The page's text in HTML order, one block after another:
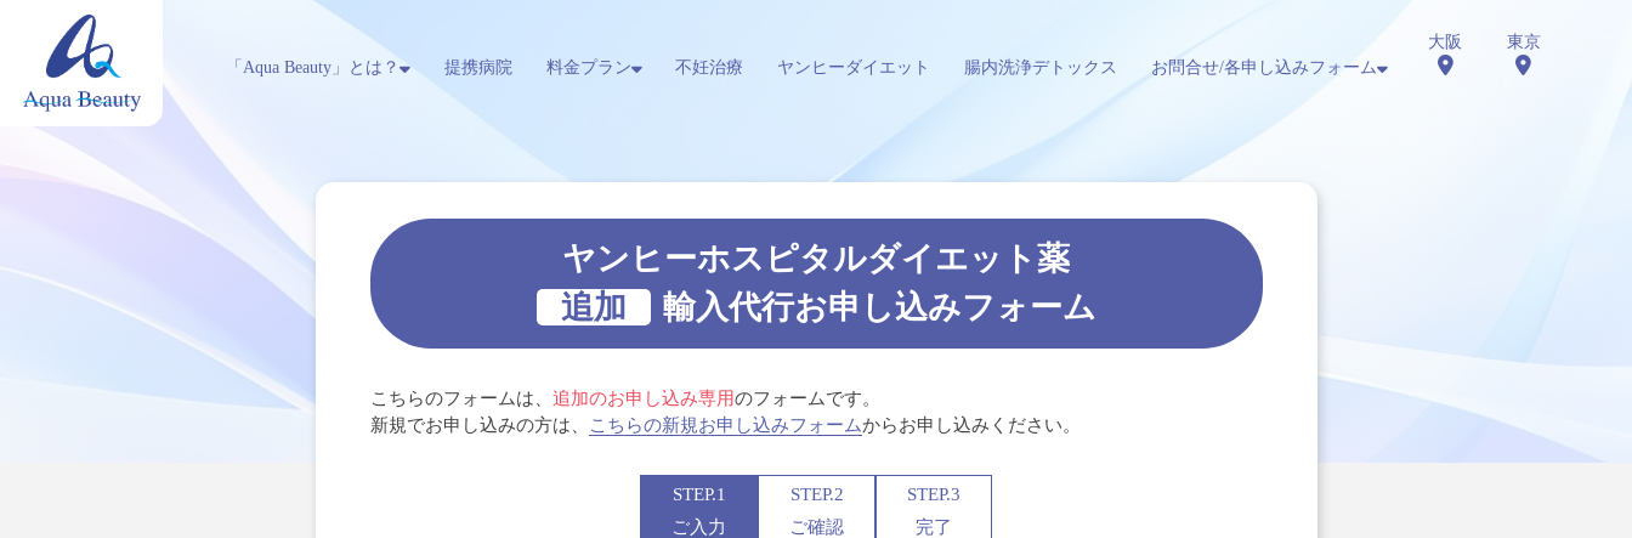
「Aqua Beauty」とは？ 提携病院 料金プラン 不妊治療 ヤンヒーダイエット 腸内洗浄デトックス お問合せ/各申し込みフォーム
大阪 東京
ヤンヒーホスピタルダイエット薬
追加
輸入代行お申し込みフォーム
こちらのフォームは、 追加のお申し込み専用のフォームです。
新規でお申し込みの方は、
こちらの新規お申し込みフォームからお申し込みください。
STEP.1
ご入力
STEP.2
ご確認
STEP.3
完了